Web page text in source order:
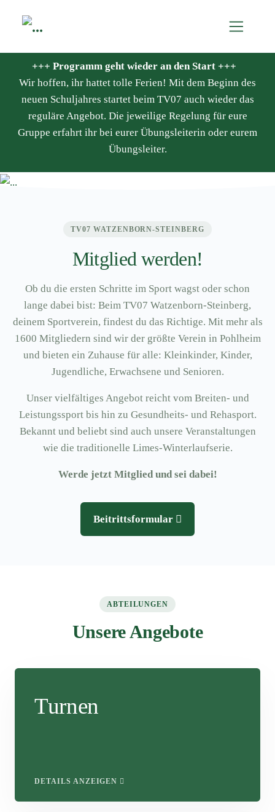
+++ Programm geht wieder an den Start +++
Wir hoffen, ihr hattet tolle Ferien! Mit dem Beginn des
neuen Schuljahres startet beim TV07 auch wieder das
reguläre Angebot. Die jeweilige Regelung für eure
Gruppe erfahrt ihr bei eurer Übungsleiterin oder eurem
Übungsleiter.
TV07 WATZENBORN-STEINBERG
Mitglied werden!
Ob du die ersten Schritte im Sport wagst oder schon
lange dabei bist: Beim TV07 Watzenborn-Steinberg,
deinem Sportverein, findest du das Richtige. Mit mehr als
1600 Mitgliedern sind wir der größte Verein in Pohlheim
und bieten ein Zuhause für alle: Kleinkinder, Kinder,
Jugendliche, Erwachsene und Senioren.
Unser vielfältiges Angebot reicht vom Breiten- und
Leistungssport bis hin zu Gesundheits- und Rehasport.
Bekannt und beliebt sind auch unsere Veranstaltungen
wie die traditionelle Limes-Winterlaufserie.
Werde jetzt Mitglied und sei dabei!
Beitrittsformular
ABTEILUNGEN
Unsere Angebote
Turnen
DETAILS ANZEIGEN